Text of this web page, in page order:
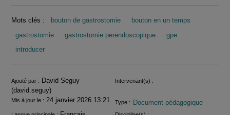
Mots clés : bouton de gastrostomie
bouton en un temps
gastrostomie
gastrostomie perendoscopique
gpe
introducer
Informations
Ajouté par : David Seguy
(david.seguy)
Intervenant(s) :
Mis à jour le : 24 janvier 2026 13:21 Type : Document pédagogique